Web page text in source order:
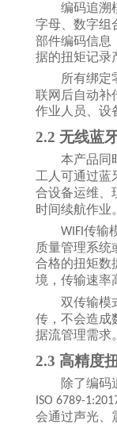
编码追溯
字母、数字组
部件编码信息
据的扭矩记录
所有绑定
联网后自动补
作业人员、设
2.2 无线蓝
本产品同
工人可通过蓝
合设备运维、
时间续航作业
WIFI 传输
质量管理系统
合格的扭矩数
境，传输速率
双传输模
传，不会造成
据流管理需求
2.3 高精度
除了编码
ISO 6789-
会通过声光、